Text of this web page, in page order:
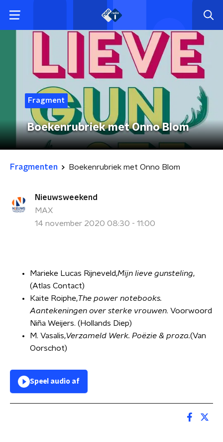
Fragment
Boekenrubriek met Onno Blom
Fragmenten Boekenrubriek met Onno Blom
Nieuwsweekend
MAX
14 november 2020 08:30 - 11:00
Marieke Lucas Rijneveld,Mijn lieve gunsteling,
(Atlas Contact)
Kaite Roiphe,The power notebooks.
Aantekeningen over sterke vrouwen. Voorwoord
Niña Weijers. (Hollands Diep)
M. Vasalis,Verzameld Werk. Poëzie & proza.(Van
Oorschot)
Speel audio af